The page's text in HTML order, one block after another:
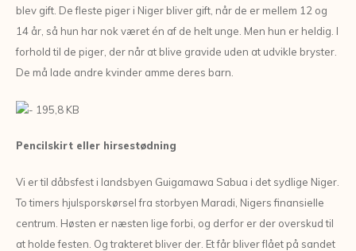
blev gift. De fleste piger i Niger bliver gift, når de er mellem 12 og
14 år, så hun har nok været én af de helt unge. Men hun er heldig. I
forhold til de piger, der når at blive gravide uden at udvikle bryster.
De må lade andre kvinder amme deres barn.
Pencilskirt eller hirsestødning
Vi er til dåbsfest i landsbyen Guigamawa Sabua i det sydlige Niger.
To timers hjulsporskørsel fra storbyen Maradi, Nigers finansielle
centrum. Høsten er næsten lige forbi, og derfor er der overskud til
at holde festen. Og trakteret bliver der. Et får bliver flået på sandet